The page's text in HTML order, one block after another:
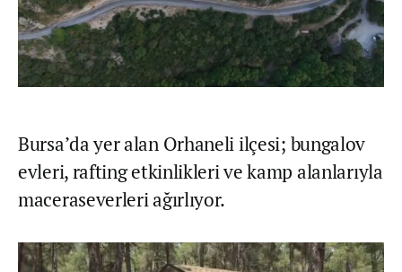
Bursa’da yer alan Orhaneli ilçesi; bungalov
evleri, rafting etkinlikleri ve kamp alanlarıyla
maceraseverleri ağırlıyor.